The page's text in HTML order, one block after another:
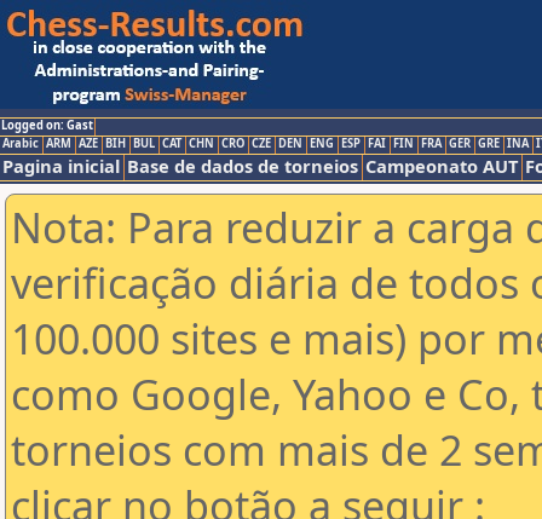
Logged on: Gast
Arabic ARM AZE BIH BUL CAT CHN CRO CZE DEN ENG ESP FAI FIN FRA GER GRE INA
Pagina inicial Base de dados de torneios Campeonato AUT
Nota: Para reduzir a carga
verificação diária de todos
100.000 sites e mais) por
como Google, Yahoo e
torneios com mais de 2
clicar no botão a seguir :